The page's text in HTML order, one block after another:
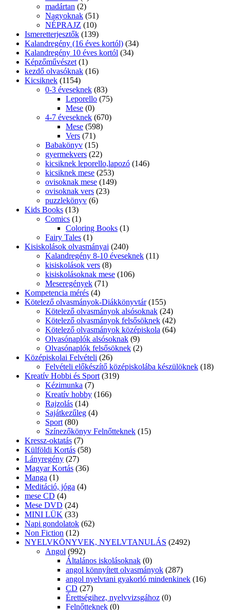
madártan (2)
Nagyoknak (51)
NÉPRAJZ (10)
Ismeretterjesztők (139)
Kalandregény (16 éves kortól) (34)
Kalandregény 10 éves kortól (34)
Képzőművészet (1)
kezdő olvasóknak (16)
Kicsiknek (1154)
0-3 éveseknek (83)
Leporello (75)
Mese (0)
4-7 éveseknek (670)
Mese (598)
Vers (71)
Babakönyv (15)
gyermekvers (22)
kicsiknek leporello,lapozó (146)
kicsiknek mese (253)
ovisoknak mese (149)
ovisoknak vers (23)
puzzlekönyv (6)
Kids Books (13)
Comics (1)
Coloring Books (1)
Fairy Tales (1)
Kisiskolások olvasmányai (240)
Kalandregény 8-10 éveseknek (11)
kisiskolások vers (8)
kisiskolásoknak mese (106)
Meseregények (71)
Kompetencia mérés (4)
Kötelező olvasmányok-Diákkönyvtár (155)
Kötelező olvasmányok alsósoknak (24)
Kötelező olvasmányok felsősöknek (42)
Kötelező olvasmányok középiskola (64)
Olvasónaplók alsósoknak (9)
Olvasónaplók felsősöknek (2)
Középiskolai Felvételi (26)
Felvételi előkészítő középiskolába készülöknek (18)
Kreatív Hobbi és Sport (319)
Kézimunka (7)
Kreatív hobby (166)
Rajzolás (14)
Sajátkezűleg (4)
Sport (80)
Színezőkönyv Felnőtteknek (15)
Kressz-oktatás (7)
Külföldi Kortás (58)
Lányregény (27)
Magyar Kortás (36)
Manga (1)
Meditáció, jóga (4)
mese CD (4)
Mese DVD (24)
MINI LÜK (33)
Napi gondolatok (62)
Non Fiction (12)
NYELVKÖNYVEK, NYELVTANULÁS (2492)
Angol (992)
Általános iskolásoknak (0)
angol könnyített olvasmányok (287)
angol nyelvtani gyakorló mindenkinek (16)
CD (27)
Érettségihez, nyelvvizsgához (0)
Felnőtteknek (0)